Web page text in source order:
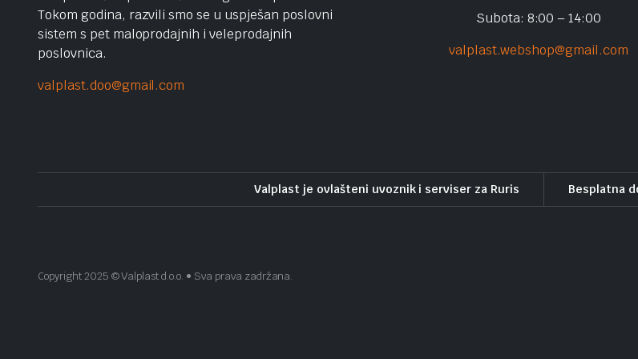
Tokom godina, razvili smo se u uspješan poslovni
sistem s pet maloprodajnih i veleprodajnih
poslovnica.
valplast.doo@gmail.com
Subota: 8:00 – 14:00
valplast.webshop@gmail.com
Valplast je ovlašteni uvoznik i serviser za Ruris Besplatna
Copyright 2025 © Valplast d.o.o. • Sva prava zadržana.